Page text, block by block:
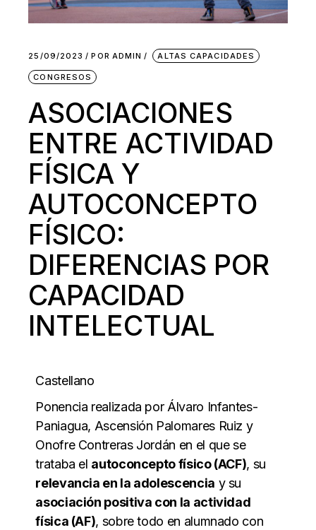
25/09/2023 POR ADMIN ALTAS CAPACIDADES
CONGRESOS
ASOCIACIONES
ENTRE ACTIVIDAD
FÍSICA Y
AUTOCONCEPTO
FÍSICO:
DIFERENCIAS POR
CAPACIDAD
INTELECTUAL
Castellano
Ponencia realizada por Álvaro Infantes-
Paniagua, Ascensión Palomares Ruiz y
Onofre Contreras Jordán en el que se
trataba el autoconcepto físico (ACF), su
relevancia en la adolescencia y su
asociación positiva con la actividad
física (AF), sobre todo en alumnado con